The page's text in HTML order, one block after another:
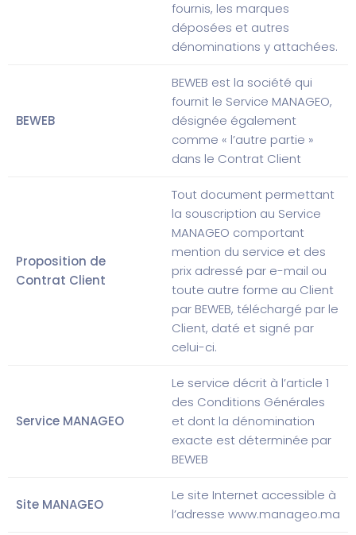
fournis, les marques
déposées et autres
dénominations y attachées.
BEWEB
BEWEB est la société qui
fournit le Service MANAGEO,
désignée également
comme « l’autre partie »
dans le Contrat Client
Proposition de
Contrat Client
Tout document permettant
la souscription au Service
MANAGEO comportant
mention du service et des
prix adressé par e-mail ou
toute autre forme au Client
par BEWEB, téléchargé par le
Client, daté et signé par
celui-ci.
Service MANAGEO
Le service décrit à l’article 1
des Conditions Générales
et dont la dénomination
exacte est déterminée par
BEWEB
Site MANAGEO
Le site Internet accessible à
l’adresse www.manageo.ma